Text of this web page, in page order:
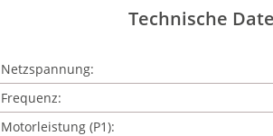
Technische
Netzspannung:
Frequenz:
Motorleistung (P1):